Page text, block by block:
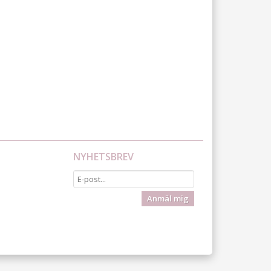
NYHETSBREV
Anmäl mig